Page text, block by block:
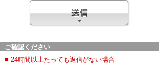
ご確認ください
■ 24時間以上たっても返信がない場合